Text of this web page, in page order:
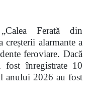
Ferată din
creșterii alarmante a
feroviare. Dacă
înregistrate 10
anului 2026 au fost